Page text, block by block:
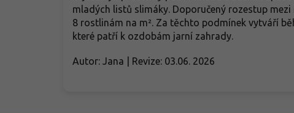
mladých listů slimáky. Doporučený rozestup
8 rostlinám na m². Za těchto podmínek vytváří
které patří k ozdobám jarní zahrady.
Autor: Jana | Revize: 03.06. 2026